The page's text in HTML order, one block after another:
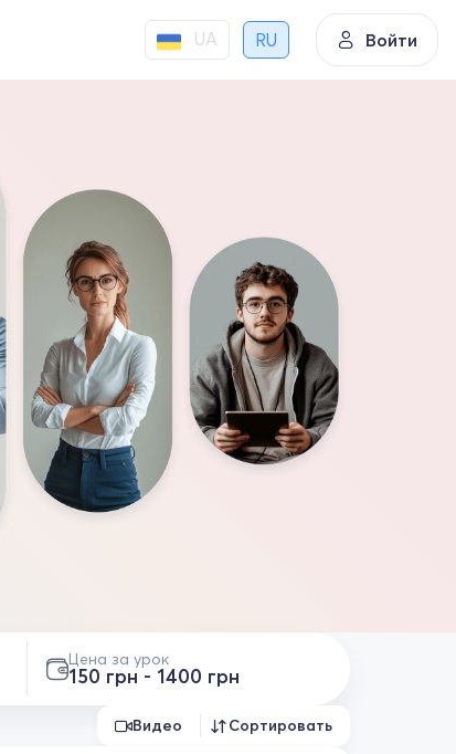
UA RU Войти
Цена за урок
150 грн - 1400 грн
Видео Сортировать